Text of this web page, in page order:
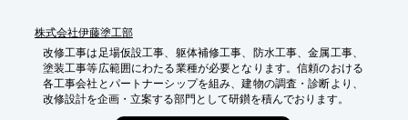
株式会社伊藤塗工部
改修工事は足場仮設工事、躯体補修工事、防水工事、金属工事、
塗装工事等広範囲にわたる業種が必要となります。信頼のおける
各工事会社とパートナーシップを組み、建物の調査・診断より、
改修設計を企画・立案する部門として研鑚を積んでおります。